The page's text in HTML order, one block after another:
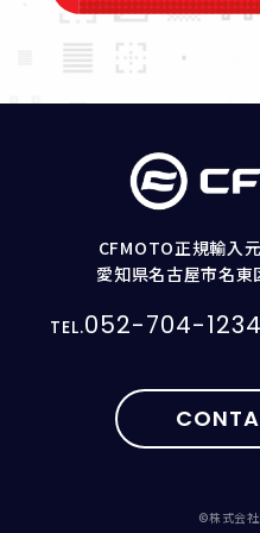
CFMOTO正規輸入
愛知県名古屋市名
052-704-1234
©株式会